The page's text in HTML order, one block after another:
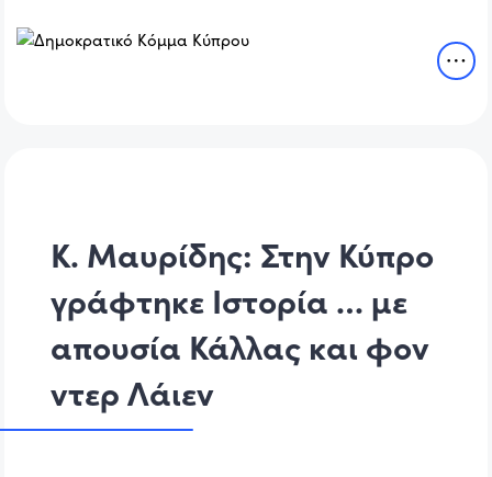
Κ. Μαυρίδης: Στην Κύπρο
γράφτηκε Ιστορία … με
απουσία Κάλλας και φον
ντερ Λάιεν